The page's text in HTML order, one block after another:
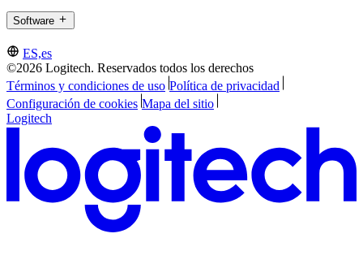
Software
ES,es
©2026 Logitech. Reservados todos los derechos
Términos y condiciones de uso Política de privacidad
Configuración de cookies Mapa del sitio
Logitech